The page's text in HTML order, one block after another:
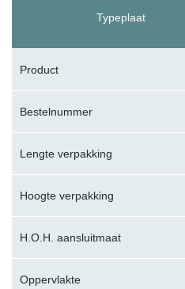
Typeplaat
Product
Bestelnummer
Lengte verpakking
Hoogte verpakking
H.O.H. aansluitmaat
Oppervlakte